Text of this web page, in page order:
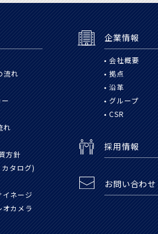
流れ
れ
方針
タログ)
ネージ
カメラ
企業情報
会社概要
拠点
沿革
グループ
CSR
採用情報
お問い合わせ